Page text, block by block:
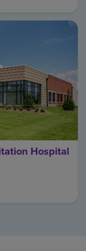
Hospital